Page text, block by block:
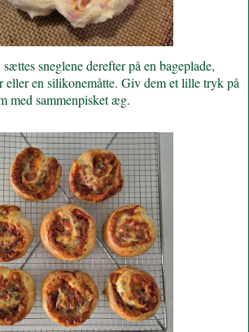
sneglene derefter på en bageplade,
eller en silikonemåtte. Giv dem et lille tryk på
med sammenpisket æg.